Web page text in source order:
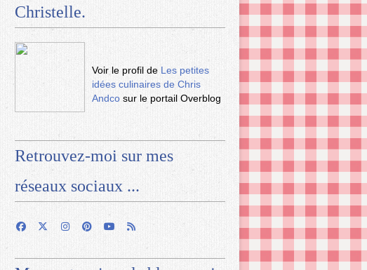
Christelle.
Voir le profil de Les petites
idées culinaires de Chris
Andco sur le portail Overblog
Retrouvez-moi sur mes
réseaux sociaux ...